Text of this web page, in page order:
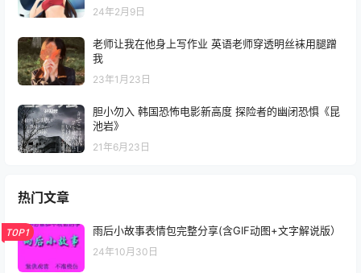
24年2月9日
老师让我在他身上写作业 英语老师穿透明丝袜用腿蹭
我
23年1月23日
胆小勿入 韩国恐怖电影新高度 探险者的幽闭恐惧《昆
池岩》
21年6月23日
热门文章
TOP1 雨后小故事表情包完整分享(含GIF动图+文字解说版）
24年10月30日